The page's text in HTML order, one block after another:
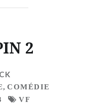
2
, COMÉDIE
VF